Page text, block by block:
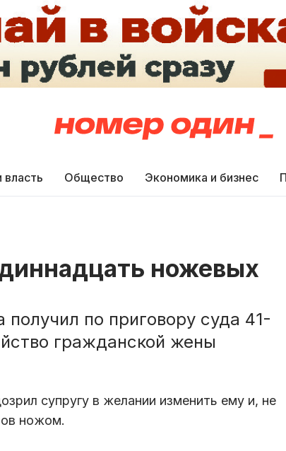
власть Общество Экономика и бизнес
ножевых
получил по приговору суда 41-
гражданской жены
супругу в желании изменить ему и, не
ножом.